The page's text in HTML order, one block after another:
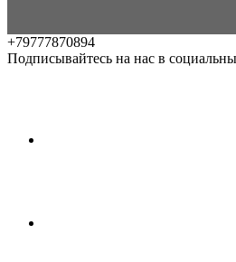
+79777870894
Подписывайтесь на нас в